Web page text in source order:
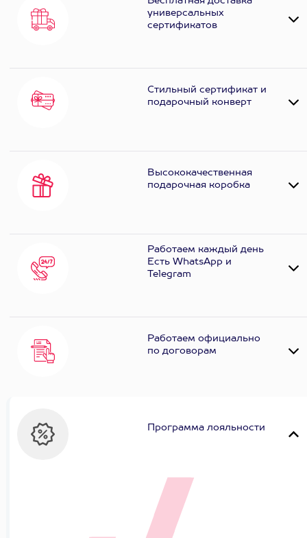
универсальных
сертификатов
Стильный сертификат и
подарочный конверт
Высококачественная
подарочная коробка
Работаем каждый день
Есть WhatsApp и
Telеgram
Работаем официально
по договорам
Программа лояльности